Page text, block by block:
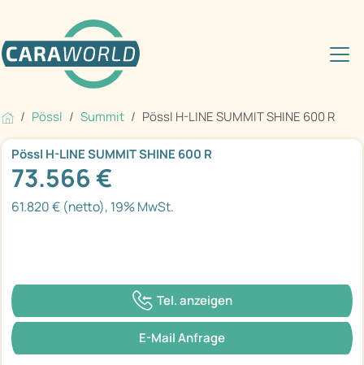
Pössl Summit Pössl H-LINE SUMMIT SHINE 600 R
Pössl H-LINE SUMMIT SHINE 600 R
73.566 €
61.820 € (netto), 19% MwSt.
Tel. anzeigen
E-Mail Anfrage